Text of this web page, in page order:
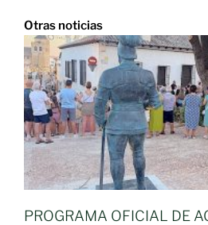
Otras noticias
PROGRAMA OFICIAL DE